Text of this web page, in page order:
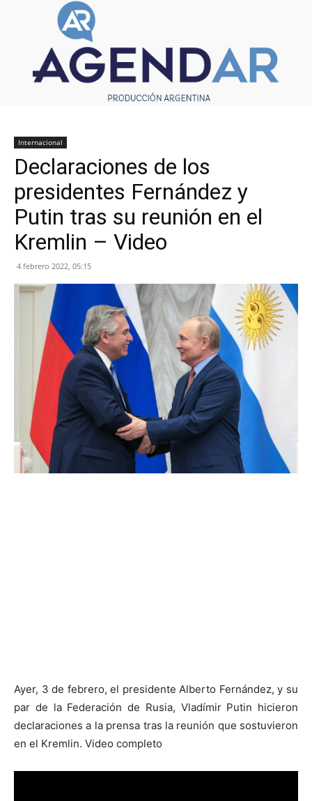
Internacional
Declaraciones de los
presidentes Fernández y
Putin tras su reunión en el
Kremlin – Video
4 febrero 2022, 05:15
Ayer, 3 de febrero, el presidente Alberto Fernández, y su
par de la Federación de Rusia, Vladímir Putin hicieron
declaraciones a la prensa tras la reunión que sostuvieron
en el Kremlin. Video completo